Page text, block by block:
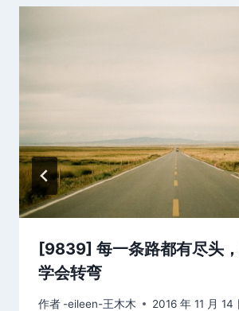
[9839] 每一条路都有尽头
学会转弯
作者 -eileen-王木木 2016 年 11 月 14